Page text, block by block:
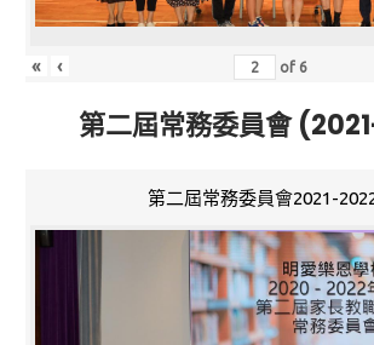
« ‹ of 6
第二屆常務委員會
第二屆常務委員會2021-